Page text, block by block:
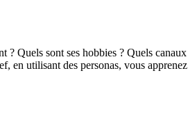
Quels sont ses hobbies ? Quels
utilisant des personas, vous